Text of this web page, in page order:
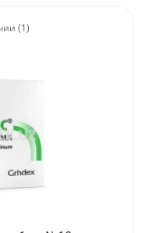
(1)